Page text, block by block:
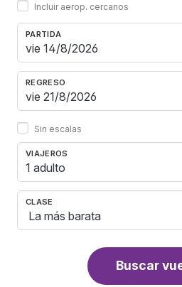
Incluir aerop. cercanos
PARTIDA
REGRESO
Sin escalas
VIAJEROS
1 adulto
CLASE
Buscar